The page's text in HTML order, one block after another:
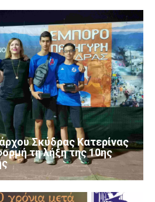
Σκύδρας Κατερίνας
τη λήξη της 10ης